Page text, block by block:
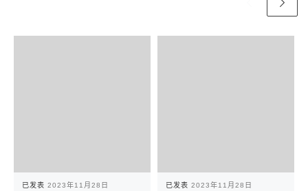
已发表 2023年11月28日 已发表 2023年11月28日